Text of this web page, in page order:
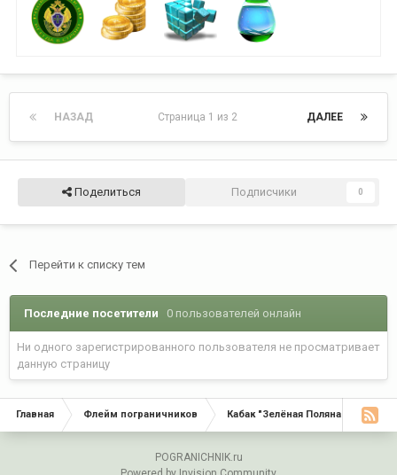
НАЗАД ДАЛЕЕ
Страница 1 из 2
Поделиться Подписчики 0
Перейти к списку тем
Последние посетители 0 пользователей онлайн
Ни одного зарегистрированного пользователя не просматривает
данную страницу
Главная Флейм пограничников Кабак "Зелёная Поляна"
POGRANICHNIK.ru